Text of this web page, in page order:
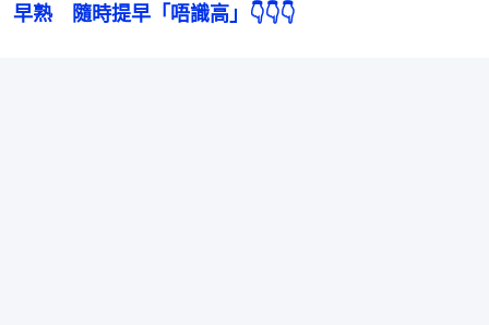
早熟　隨時提早「唔識高」👇👇👇